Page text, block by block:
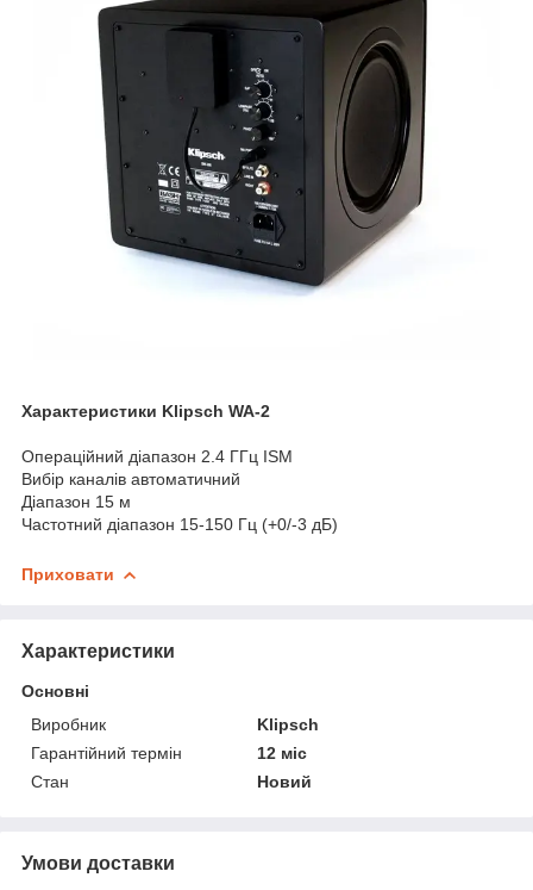
Характеристики Klipsch WA-2
Операційний діапазон 2.4 ГГц ISM
Вибір каналів автоматичний
Діапазон 15 м
Частотний діапазон 15-150 Гц (+0/-3 дБ)
Приховати
Характеристики
Основні
Виробник
Klipsch
Гарантійний термін
12 міс
Стан
Новий
Умови доставки